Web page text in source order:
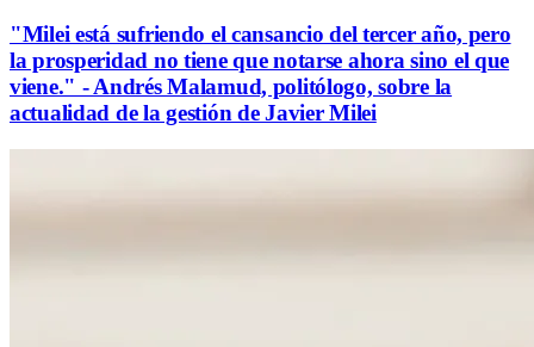
"Milei está sufriendo el cansancio del tercer año, pero
la prosperidad no tiene que notarse ahora sino el que
viene." - Andrés Malamud, politólogo, sobre la
actualidad de la gestión de Javier Milei